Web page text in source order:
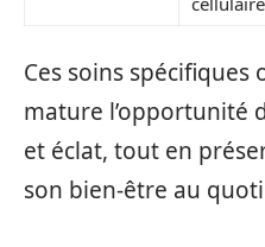
Ces soins spécifiques
mature l’opportunité
et éclat, tout en
son bien-être au